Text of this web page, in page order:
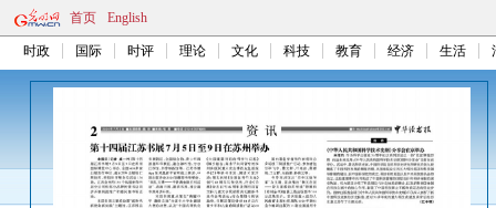
首页 English
时政 国际 时评 理论 文化 科技 教育 经济 生活